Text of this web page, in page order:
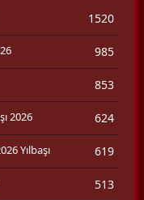
1520
985
853
2026 624
Yılbaşı 619
513